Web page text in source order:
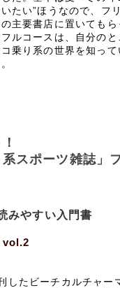
たい”ほうなので、フ
主要書店に置いてもら
ルコースは、自分の
乗り系の世界を知っ
スポーツ雑誌」
みやすい入門書
vol.2
したビーチカルチャー